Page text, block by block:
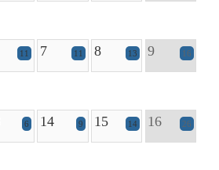
11 7 11 8 13 9 16
6 14 9 15 14 16 26